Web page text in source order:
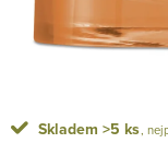
Skladem >5 ks